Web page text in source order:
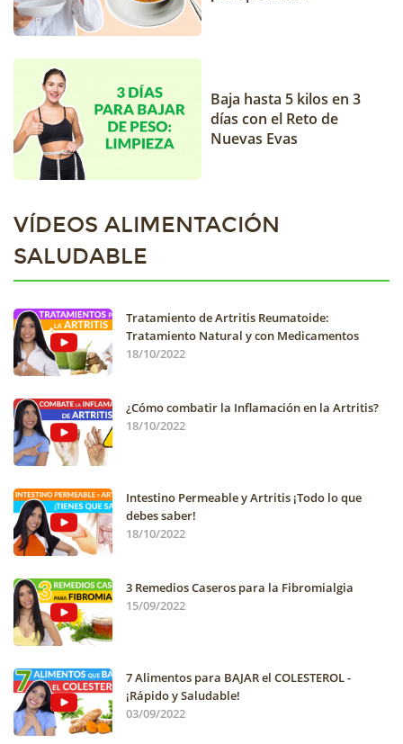
Baja hasta 5 kilos en 3
días con el Reto de
Nuevas Evas
VÍDEOS ALIMENTACIÓN
SALUDABLE
Tratamiento de Artritis Reumatoide:
Tratamiento Natural y con Medicamentos
18/10/2022
¿Cómo combatir la Inflamación en la Artritis?
18/10/2022
Intestino Permeable y Artritis ¡Todo lo que
debes saber!
18/10/2022
3 Remedios Caseros para la Fibromialgia
15/09/2022
7 Alimentos para BAJAR el COLESTEROL -
¡Rápido y Saludable!
03/09/2022